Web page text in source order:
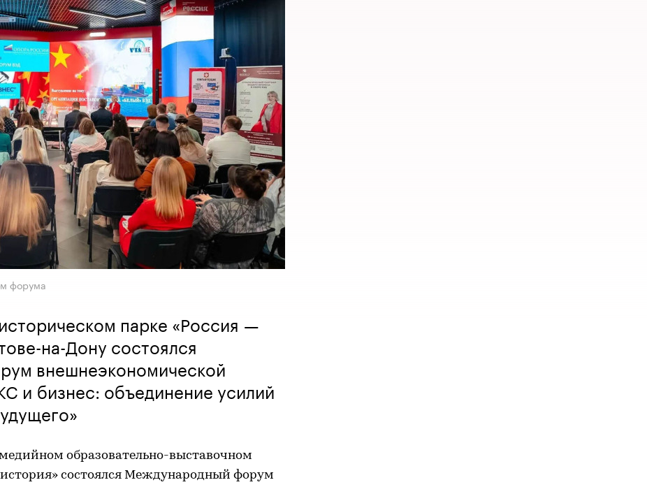
форума
парке «Россия —
на-Дону состоялся
внешнеэкономической
и бизнес: объединение усилий
образовательно-выставочном
состоялся Международный форум